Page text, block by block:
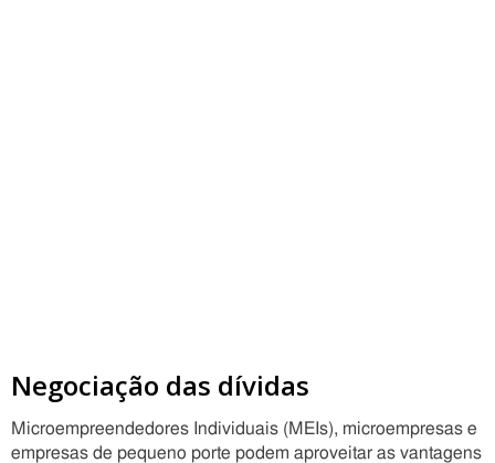
Negociação das dívidas
Microempreendedores Individuais (MEIs), microempresas e
empresas de pequeno porte podem aproveitar as vantagens